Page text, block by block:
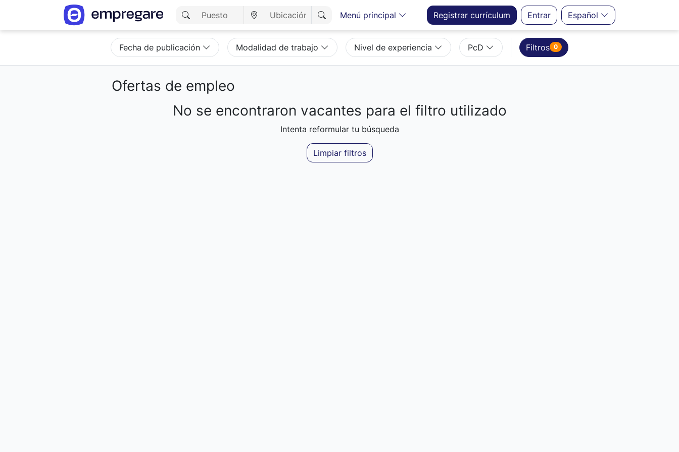
Menú principal Registrar currículum Entrar Español
Fecha de publicación Modalidad de trabajo Nivel de experiencia PcD Filtros 0
Ofertas de empleo
Cargando resultados...No se encontraron vacantes para el filtro utilizado
Intenta reformular tu búsqueda
Limpiar filtros